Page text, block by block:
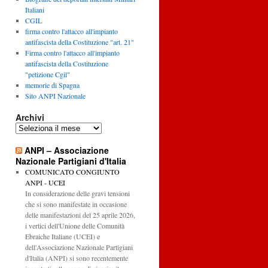
Italiani
CGIL
firma contro l'attacco all'impianto
antifascista della Costituzione "art. 21"
Firma contro l'attacco all'impianto
antifascista della Costituzione
"petizione Cgil"
memorie di Spagna
Sito ANPI Nazionale
Archivi
Archivi
ANPI – Associazione
Nazionale Partigiani d'Italia
COMUNICATO CONGIUNTO
ANPI - UCEI
In considerazione delle gravi tensioni
che si sono manifestate in occasione
delle manifestazioni del 25 aprile 2026,
i vertici dell'Unione delle Comunità
Ebraiche Italiane (UCEI) e
dell'Associazione Nazionale Partigiani
d'Italia (ANPI) si sono recentemente